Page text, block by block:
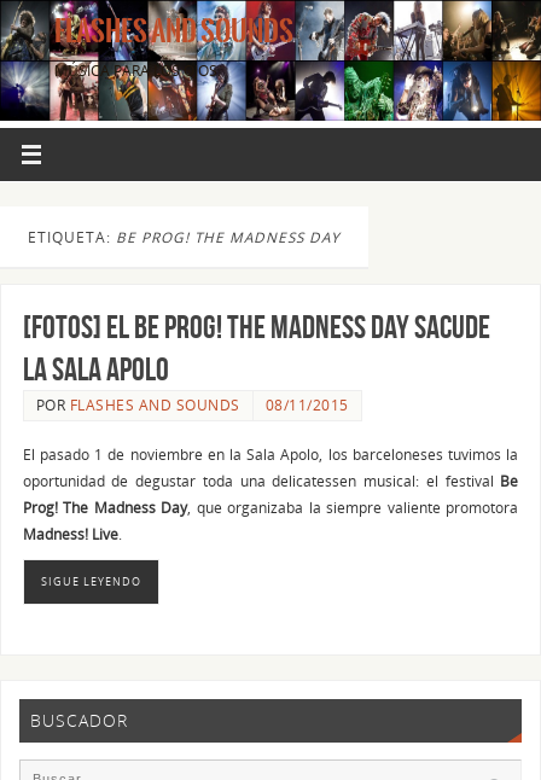
FLASHES AND SOUNDS
MÚSICA PARA LOS OJOS.
ETIQUETA: BE PROG! THE MADNESS DAY
[FOTOS] El BE PROG! THE MADNESS DAY sacude
la SALA APOLO
POR FLASHES AND SOUNDS 08/11/2015
El pasado 1 de noviembre en la Sala Apolo, los barceloneses tuvimos la
oportunidad de degustar toda una delicatessen musical: el festival Be
Prog! The Madness Day, que organizaba la siempre valiente promotora
Madness! Live.
SIGUE LEYENDO
BUSCADOR